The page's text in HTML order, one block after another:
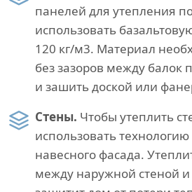
панелей для утепления
использовать
120 кг/м3. Материал
без зазоров между балок
и зашить доской или
Стены. Чтобы утеплить
использовать технологию
навесного фасада.
между наружной стеной